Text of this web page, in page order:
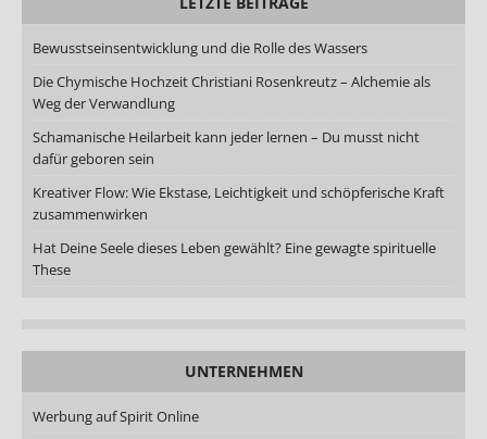
Bewusstseinsentwicklung und die Rolle des Wassers
Die Chymische Hochzeit Christiani Rosenkreutz – Alchemie als
Weg der Verwandlung
Schamanische Heilarbeit kann jeder lernen – Du musst nicht
dafür geboren sein
Kreativer Flow: Wie Ekstase, Leichtigkeit und schöpferische Kraft
zusammenwirken
Hat Deine Seele dieses Leben gewählt? Eine gewagte spirituelle
These
UNTERNEHMEN
Werbung auf Spirit Online